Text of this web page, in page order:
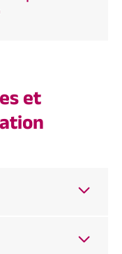
et